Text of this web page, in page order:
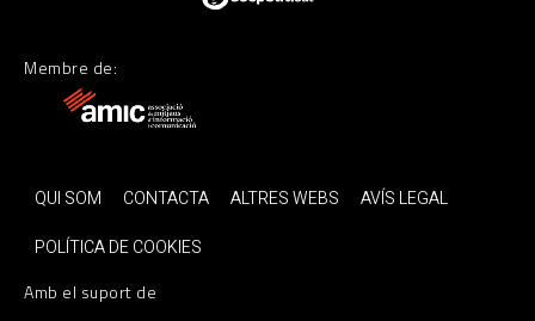
Membre de:
QUI SOM CONTACTA ALTRES WEBS
AVÍS LEGAL
POLÍTICA DE COOKIES
Amb el suport de